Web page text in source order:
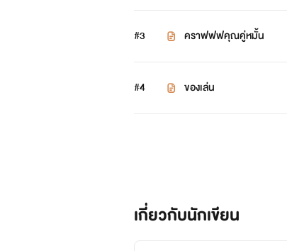
#3 คราฟฟฟคุณคู่หมั้น
#4 ของเล่น
เกี่ยวกับนักเขียน